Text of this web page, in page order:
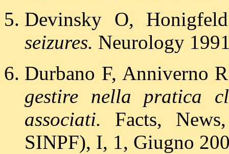
Devinsky O,
seizures. Neurology
Durbano F, Anniverno
gestire nella pratica
associati. Facts,
SINPF), I, 1, Giugno